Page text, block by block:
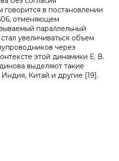
в постановлении
отменяющем
параллельный
увеличиваться объем
через
этой динамики Е. В.
выделяют такие
Индия, Китай и другие [19].